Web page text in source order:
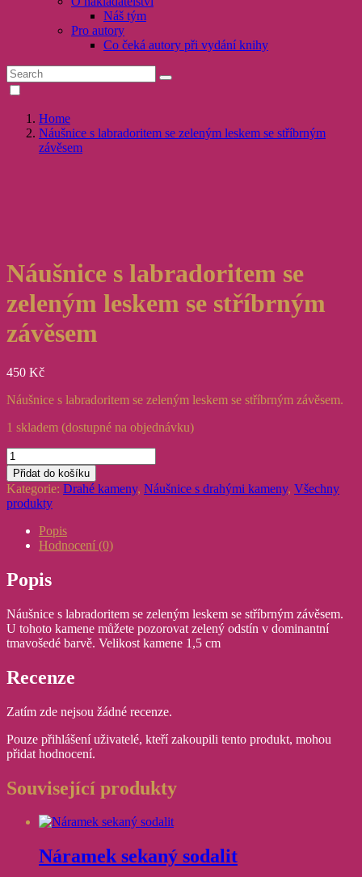
Náš tým
Pro autory
Co čeká autory při vydání knihy
Home
Náušnice s labradoritem se zeleným leskem se stříbrným
závěsem
Náušnice s labradoritem se
zeleným leskem se stříbrným
závěsem
450 Kč
Náušnice s labradoritem se zeleným leskem se stříbrným závěsem.
1 skladem (dostupné na objednávku)
Náušnice
s
labradoritem
se
zeleným
leskem
stříbrným
závěsem
množství
Přidat do košíku
Kategorie: Drahé kameny, Náušnice s drahými kameny, Všechny
produkty
Popis
Hodnocení (0)
Popis
Náušnice s labradoritem se zeleným leskem se stříbrným závěsem.
U tohoto kamene můžete pozorovat zelený odstín v dominantní
tmavošedé barvě. Velikost kamene 1,5 cm
Recenze
Zatím zde nejsou žádné recenze.
Pouze přihlášení uživatelé, kteří zakoupili tento produkt, mohou
přidat hodnocení.
Související produkty
Náramek sekaný sodalit